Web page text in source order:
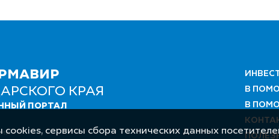
КРАЯ
ПОРТАЛ
В
В
сервисы сбора технических данных